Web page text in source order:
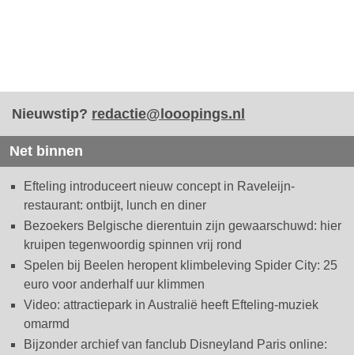
Nieuwstip? redactie@looopings.nl
Net binnen
Efteling introduceert nieuw concept in Raveleijn-
restaurant: ontbijt, lunch en diner
Bezoekers Belgische dierentuin zijn gewaarschuwd: hier
kruipen tegenwoordig spinnen vrij rond
Spelen bij Beelen heropent klimbeleving Spider City: 25
euro voor anderhalf uur klimmen
Video: attractiepark in Australië heeft Efteling-muziek
omarmd
Bijzonder archief van fanclub Disneyland Paris online: